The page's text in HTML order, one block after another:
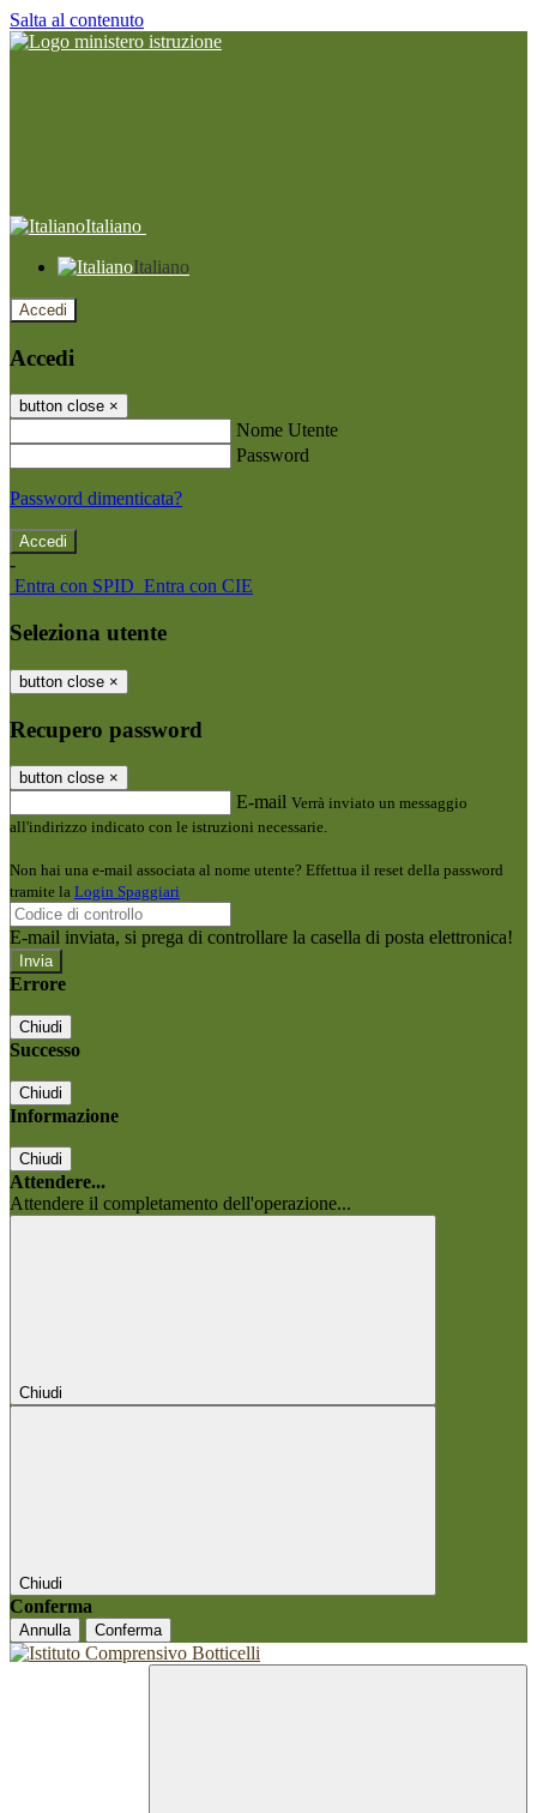
Salta al contenuto
Italiano
Italiano
Accedi
Accedi
button close ×
Nome Utente
Password
Password dimenticata?
-
Entra con SPID Entra con CIE
Seleziona utente
button close ×
Recupero password
button close ×
E-mail Verrà inviato un messaggio
all'indirizzo indicato con le istruzioni necessarie.
Non hai una e-mail associata al nome utente? Effettua il reset della password
tramite la Login Spaggiari
E-mail inviata, si prega di controllare la casella di posta elettronica!
Errore
Chiudi
Successo
Chiudi
Informazione
Chiudi
Attendere...
Attendere il completamento dell'operazione...
Chiudi
Chiudi
Conferma
Annulla Conferma